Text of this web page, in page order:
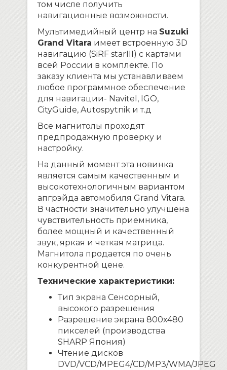
том числе получить
навигационные возможности.
Мультимедийный центр на Suzuki
Grand Vitara имеет встроенную 3D
навигацию (SiRF starIII) с картами
всей России в комплекте. По
заказу клиента мы устанавливаем
любое программное обеспечение
для навигации- Navitel, IGO,
CityGuide, Autospytnik и т.д
Все магнитолы проходят
предпродажную проверку и
настройку.
На данный момент эта новинка
является самым качественным и
высокотехнологичным вариантом
апгрэйда автомобиля Grand Vitara.
В частности значительно улучшена
чувствительность приемника,
более мощный и качественный
звук, яркая и четкая матрица.
Магнитола продается по очень
конкурентной цене.
Технические характеристики:
Тип экрана Сенсорный,
высокого разрешения
Разрешение экрана 800х480
пикселей (производства
SHARP Япония)
Чтение дисков
DVD/VCD/MPEG4/CD/MP3/WMA/JPEG